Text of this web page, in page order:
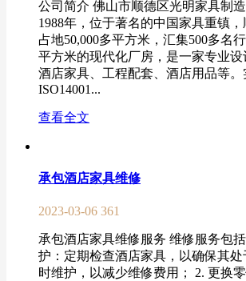
公司简介 佛山市顺德区光明家具制
1988年，位于著名的中国家具重镇
占地50,000多平方米，汇集500多名
平方米的现代化厂房，是一家专业
酒店家具、工程配套、酒店用品等。
ISO14001...
查看全文
承包酒店家具维修
2023-03-06 361
承包酒店家具维修服务 维修服务包
护：定期检查酒店家具，以确保其处
时维护，以减少维修费用； 2. 更换